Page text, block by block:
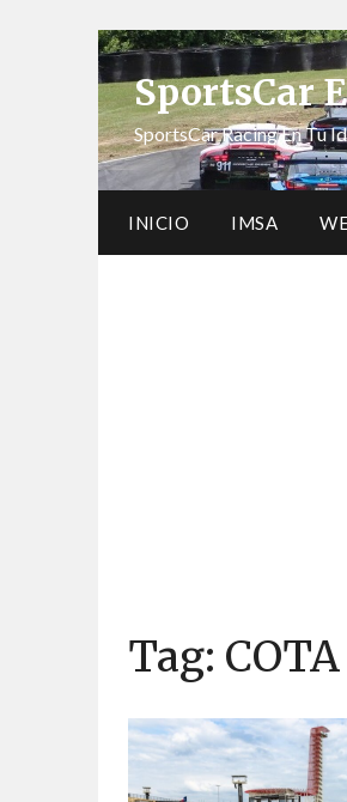
SportsCar
SportsCar Racing En Tu
INICIO IMSA
Tag: COTA